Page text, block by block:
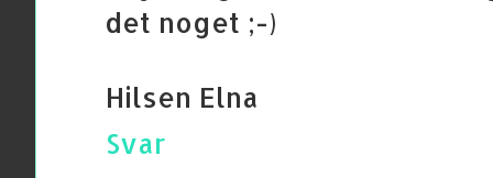
det noget ;-)
Hilsen Elna
Svar